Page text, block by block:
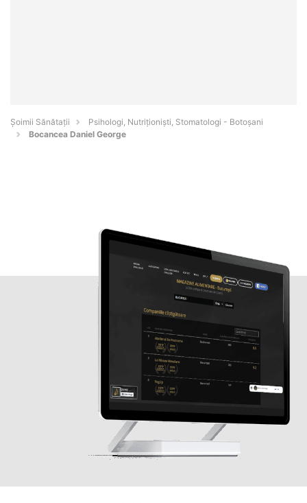
Şoimii Sănătații
Psihologi, Nutriționiști, Stomatologi - Botoşani
Bocancea Daniel George